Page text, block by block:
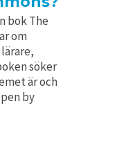
bok The
om
söker
är och
by